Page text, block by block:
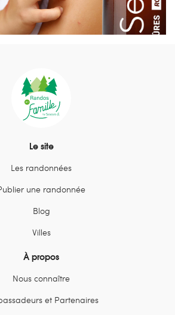
Le site
Les randonnées
une randonnée
Blog
Villes
À propos
Nous connaître
et Partenaires